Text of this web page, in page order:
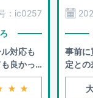
： ic0257
対応も
良かっ
事前に
定と